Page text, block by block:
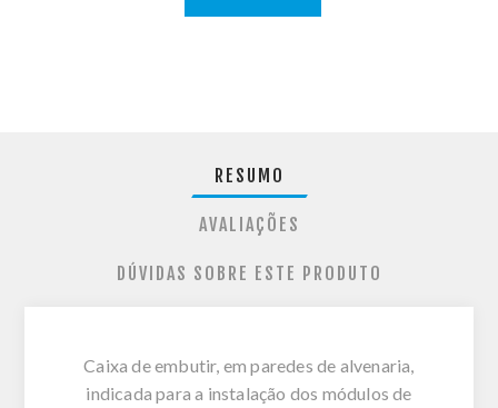
RESUMO
AVALIAÇÕES
DÚVIDAS SOBRE ESTE PRODUTO
Caixa de embutir, em paredes de alvenaria,
indicada para a instalação dos módulos de